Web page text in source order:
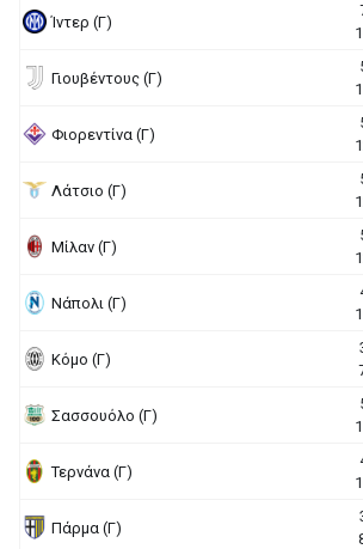
Ίντερ (Γ)
Γιουβέντους (Γ)
Φιορεντίνα (Γ)
Λάτσιο (Γ)
Μίλαν (Γ)
Νάπολι (Γ)
Κόμο (Γ)
Σασσουόλο (Γ)
Τερνάνα (Γ)
Πάρμα (Γ)